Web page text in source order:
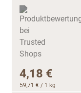
4,18 €
59,71 € / 1 kg